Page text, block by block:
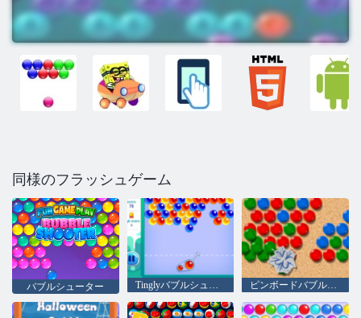
同様のフラッシュゲーム
バブルシューター Tinglyバブルシューティング ピンボードバブルシューティング